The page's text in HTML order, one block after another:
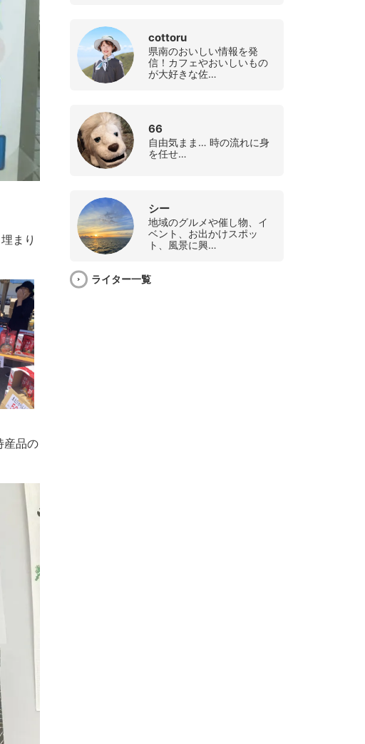
まり
産品の
cottoru
県南のおいしい情報を発
信！カフェやおいしいもの
が大好きな佐…
66
自由気まま… 時の流れに身
を任せ…
シー
地域のグルメや催し物、イ
ベント、お出かけスポッ
ト、風景に興…
ライター一覧